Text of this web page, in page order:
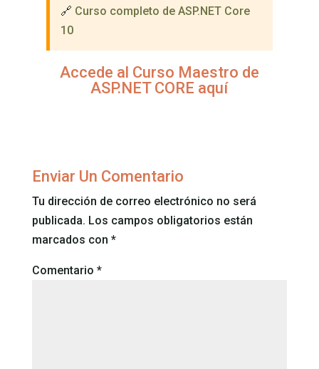
🔗 Curso completo de ASP.NET Core
10
Accede al Curso Maestro de
ASP.NET CORE aquí
Enviar Un Comentario
Tu dirección de correo electrónico no será
publicada. Los campos obligatorios están
marcados con *
Comentario *